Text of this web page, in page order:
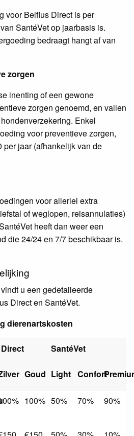
voor Belfius Direct is per
SantéVet op jaarbasis is.
bedraagt hangt af van
zorgen
inenting of een gewone
zorgen genoemd, en vallen
Enkel
voor preventieve zorgen,
per jaar (afhankelijk van de
voor allerlei extra
of weglopen, reisannulaties)
heeft dan weer een
die 24/24 en 7/7 beschikbaar is.
u een gedetaileerde
Direct en SantéVet.
dierenartskosten
SantéVet
Goud Light Confort
100% 50% 70%
90%